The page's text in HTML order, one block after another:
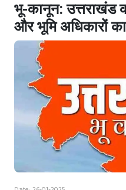
भू-कानून: उत्तराखंड
और भूमि अधिकारों